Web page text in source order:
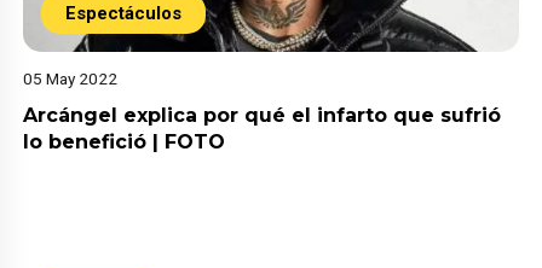
Espectáculos
05 May 2022
Arcángel explica por qué el infarto que sufrió
lo benefició | FOTO